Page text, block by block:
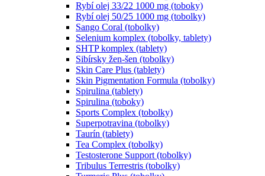
Rybí olej 33/22 1000 mg (toboky)
Rybí olej 50/25 1000 mg (tobolky)
Sango Coral (tobolky)
Selenium komplex (tobolky, tablety)
SHTP komplex (tablety)
Sibírsky žen-šen (tobolky)
Skin Care Plus (tablety)
Skin Pigmentation Formula (tobolky)
Spirulina (tablety)
Spirulina (toboky)
Sports Complex (tobolky)
Superpotravina (tobolky)
Taurín (tablety)
Tea Complex (tobolky)
Testosterone Support (tobolky)
Tribulus Terrestris (tobolky)